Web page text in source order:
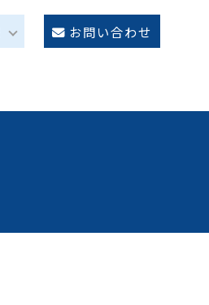
お問い合わせ